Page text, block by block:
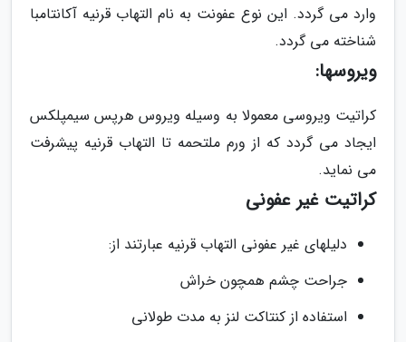
وارد می گردد. این نوع عفونت به نام التهاب قرنیه آکانتامبا
شناخته می گردد.
ویروسها:
کراتیت ویروسی معمولا به وسیله ویروس هرپس سیمپلکس
ایجاد می گردد که از ورم ملتحمه تا التهاب قرنیه پیشرفت
می نماید.
کراتیت غیر عفونی
دلیلهای غیر عفونی التهاب قرنیه عبارتند از:
جراحت چشم همچون خراش
استفاده از کنتاکت لنز به مدت طولانی